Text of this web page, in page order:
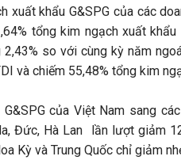
xuất khẩu G&SPG của các
tổng kim ngạch xuất
so với cùng kỳ năm
và chiếm 55,48% tổng kim
của Việt Nam sang
Đức, Hà Lan lần lượt giảm
Kỳ và Trung Quốc chỉ giảm